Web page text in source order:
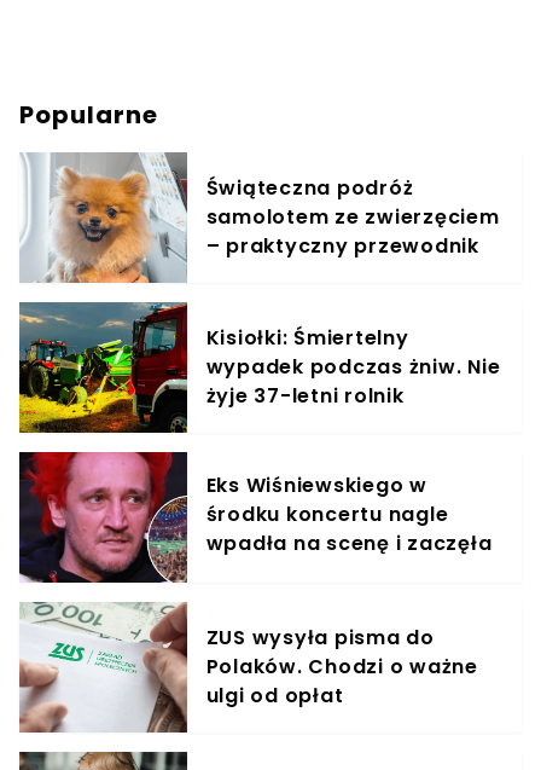
Popularne
Świąteczna podróż
samolotem ze zwierzęciem
– praktyczny przewodnik
Kisiołki: Śmiertelny
wypadek podczas żniw. Nie
żyje 37-letni rolnik
Eks Wiśniewskiego w
środku koncertu nagle
wpadła na scenę i zaczęła
ZUS wysyła pisma do
Polaków. Chodzi o ważne
ulgi od opłat